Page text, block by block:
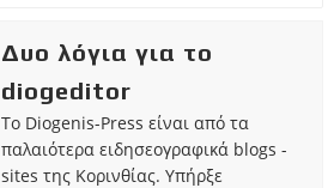
Δυο λόγια για το
diogeditor
Το Diogenis-Press είναι από τα
παλαιότερα ειδησεογραφικά blogs -
sites της Κορινθίας. Υπήρξε